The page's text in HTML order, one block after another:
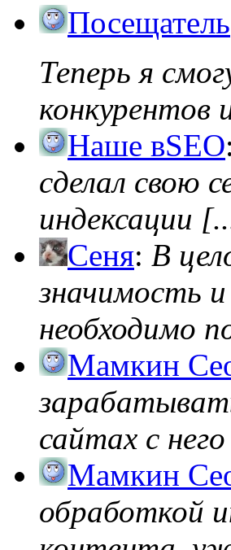
Посещатель
Теперь я
конкурентов
Наше вSEO
сделал свою
индексации
Сеня: В
значимость
необходимо
Мамкин
сайтах с
Мамкин
обработкой